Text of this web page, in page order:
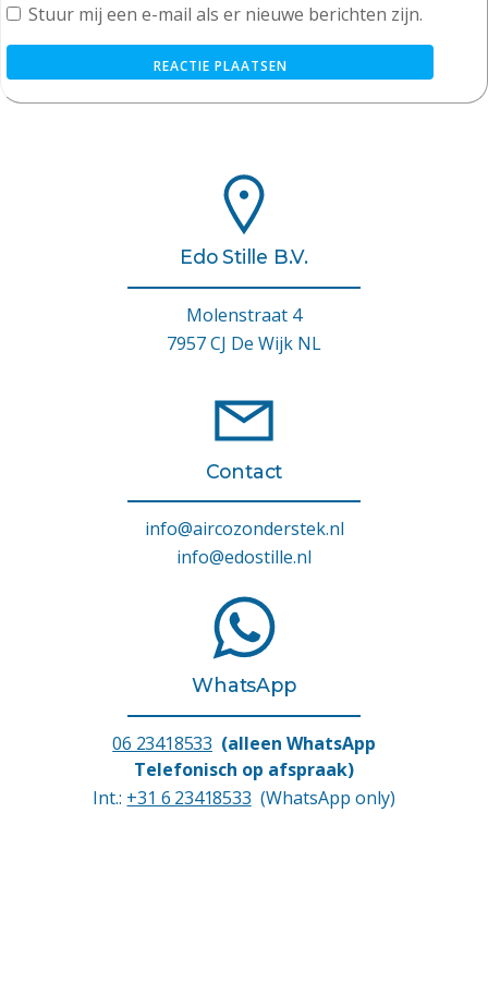
Stuur mij een e-mail als er nieuwe berichten zijn.
Edo Stille B.V.
Molenstraat 4
7957 CJ De Wijk NL
Contact
info@aircozonderstek.nl
info@edostille.nl
WhatsApp
06 23418533 (alleen WhatsApp
Telefonisch op afspraak)
Int.: +31 6 23418533 (WhatsApp only)